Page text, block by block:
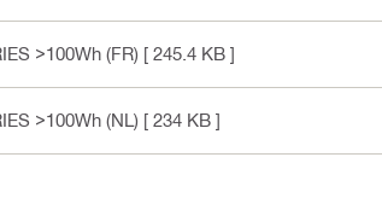
>100Wh (FR) [ 245.4 KB ]
>100Wh (NL) [ 234 KB ]